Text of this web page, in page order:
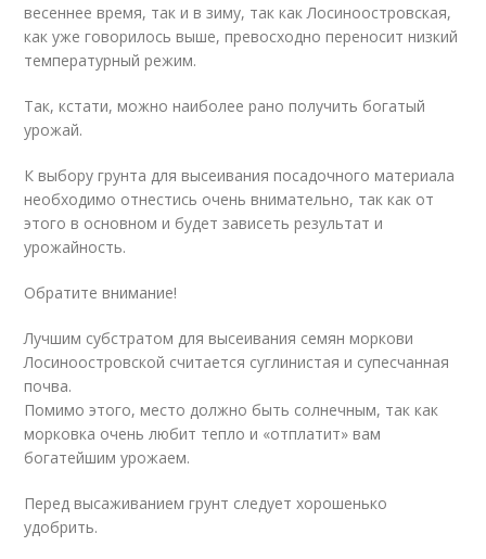
весеннее время, так и в зиму, так как Лосиноостровская,
как уже говорилось выше, превосходно переносит низкий
температурный режим.
Так, кстати, можно наиболее рано получить богатый
урожай.
К выбору грунта для высеивания посадочного материала
необходимо отнестись очень внимательно, так как от
этого в основном и будет зависеть результат и
урожайность.
Обратите внимание!
Лучшим субстратом для высеивания семян моркови
Лосиноостровской считается суглинистая и супесчанная
почва.
Помимо этого, место должно быть солнечным, так как
морковка очень любит тепло и «отплатит» вам
богатейшим урожаем.
Перед высаживанием грунт следует хорошенько
удобрить.